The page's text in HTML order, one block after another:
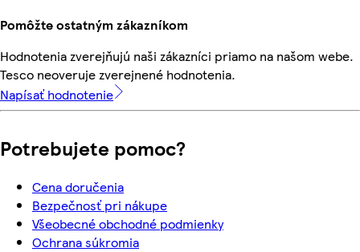
Pomôžte ostatným zákazníkom
Hodnotenia zverejňujú naši zákazníci priamo na našom webe.
Tesco neoveruje zverejnené hodnotenia.
Napísať hodnotenie
Potrebujete pomoc?
Cena doručenia
Bezpečnosť pri nákupe
Všeobecné obchodné podmienky
Ochrana súkromia